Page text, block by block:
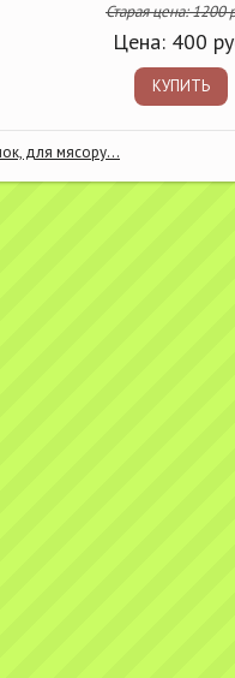
Старая цена:1200
Цена: 400
КУПИТЬ
для мясору...